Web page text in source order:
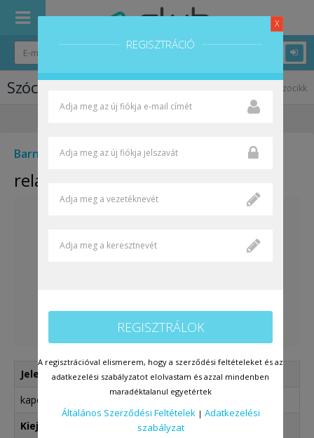
X
REGISZTRÁCIÓ
REGISZTRÁLOK
A regisztrációval elismerem, hogy a szerződési feltételeket és az
adatkezelési szabályzatot elolvastam és azzal mindenben
maradéktalanul egyetértek
Általános Szerződési Feltételek | Adatkezelési
szabályzat
Szócikk szocikk
Barna László 2018-03-04 08:40:54
relationship
Jelentés
kapcsolat, viszony, rokonság
Kiejtés